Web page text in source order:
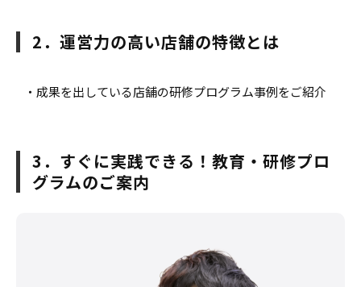
2．運営力の高い店舗の特徴とは
・成果を出している店舗の研修プログラム事例をご紹介
3．すぐに実践できる！教育・研修プロ
グラムのご案内